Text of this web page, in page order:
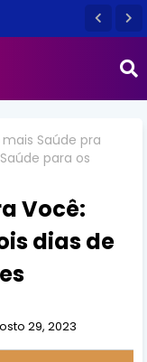
Saúde pra
para os
Você:
dias de
29, 2023